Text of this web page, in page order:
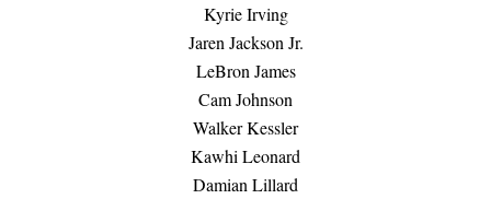
Kyrie Irving
Jaren Jackson Jr.
LeBron James
Cam Johnson
Walker Kessler
Kawhi Leonard
Damian Lillard